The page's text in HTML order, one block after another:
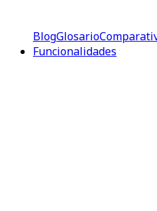
BlogGlosario
Funcionalidades